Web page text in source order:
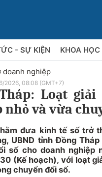
- SỰ KIỆN KHOA
doanh nghiệp
2026, 08:08 (GMT+7)
Loạt
nhỏ và vừa
đưa kinh tế số trở
UBND tỉnh Đồng
số cho doanh nghiệp
(Kế hoạch), với loạt
chuyển đổi số.